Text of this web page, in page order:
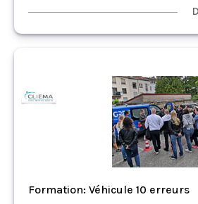
Formation: Véhicule 10 erreurs